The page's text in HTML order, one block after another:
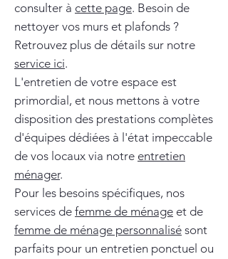
consulter à cette page. Besoin de
nettoyer vos murs et plafonds ?
Retrouvez plus de détails sur notre
service ici.
L'entretien de votre espace est
primordial, et nous mettons à votre
disposition des prestations complètes
d'équipes dédiées à l'état impeccable
de vos locaux via notre entretien
ménager.
Pour les besoins spécifiques, nos
services de femme de ménage et de
femme de ménage personnalisé sont
parfaits pour un entretien ponctuel ou